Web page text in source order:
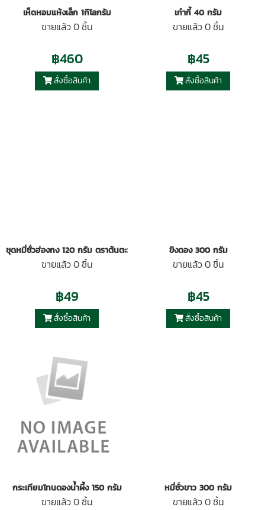
เห็ดหอมแห้งเล็ก 1กิโลกรัม
ขายแล้ว 0 ชิ้น
฿460
สั่งซื้อสินค้า
เก๋ากี้ 40 กรัม
ขายแล้ว 0 ชิ้น
฿45
สั่งซื้อสินค้า
ชุดหมี่ซั่วฮ่องกง 120 กรัม ตราต้นตะวัน
ขายแล้ว 0 ชิ้น
฿49
สั่งซื้อสินค้า
ขิงดอง 300 กรัม
ขายแล้ว 0 ชิ้น
฿45
สั่งซื้อสินค้า
กระเทียมโทนดองน้ำผึ้ง 150 กรัม
ขายแล้ว 0 ชิ้น
หมี่ซั่วขาว 300 กรัม
ขายแล้ว 0 ชิ้น